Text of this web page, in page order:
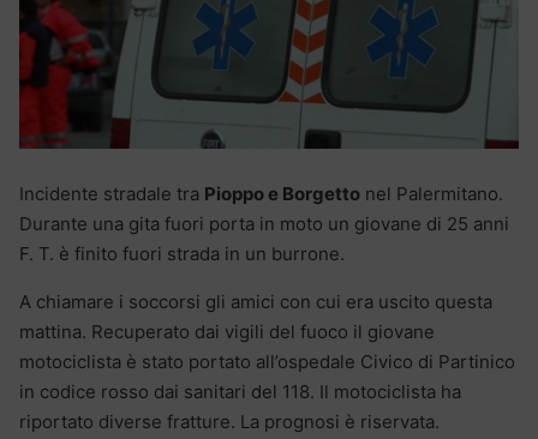
Incidente stradale tra Pioppo e Borgetto nel Palermitano.
Durante una gita fuori porta in moto un giovane di 25 anni
F. T. è finito fuori strada in un burrone.
A chiamare i soccorsi gli amici con cui era uscito questa
mattina. Recuperato dai vigili del fuoco il giovane
motociclista è stato portato all’ospedale Civico di Partinico
in codice rosso dai sanitari del 118. Il motociclista ha
riportato diverse fratture. La prognosi è riservata.